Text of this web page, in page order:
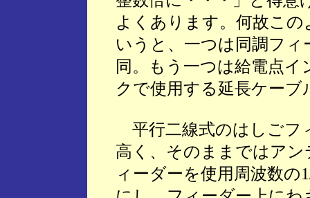
よくあります。何故こ
いうと、一つは同調フ
同。もう一つは給電点
クで使用する延長ケー
平行二線式のはしごフ
高く、そのままではア
ィーダーを使用周波数の